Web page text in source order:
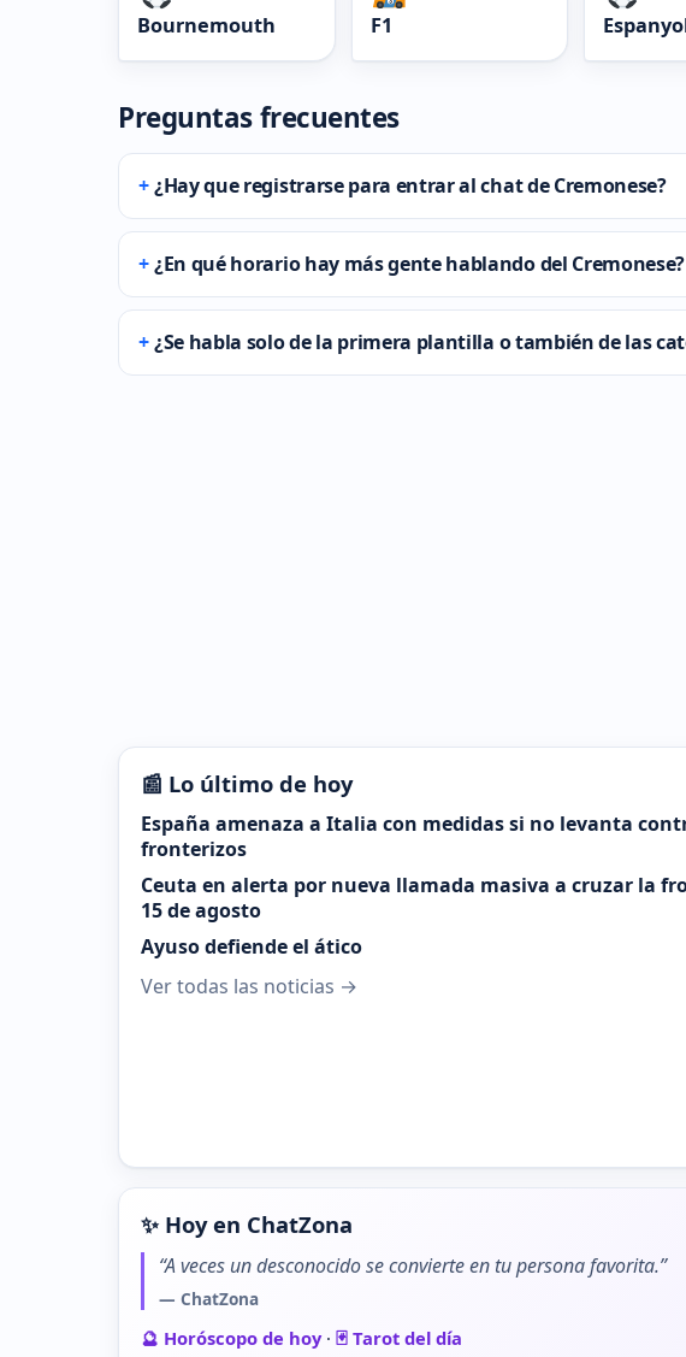
Bournemouth F1
Preguntas frecuentes
¿Hay que registrarse para entrar al chat de Cremonese?
¿En qué horario hay más gente hablando del Cremonese?
¿Se habla solo de la primera plantilla o también de las
📰 Lo último de hoy
España amenaza a Italia con medidas si no levanta
fronterizos
Ceuta en alerta por nueva llamada masiva a cruzar la
15 de agosto
Ayuso defiende el ático
Ver todas las noticias →
✨ Hoy en ChatZona
“A veces un desconocido se convierte en tu persona favorita.”
— ChatZona
🔮 Horóscopo de hoy· 🃏 Tarot del día